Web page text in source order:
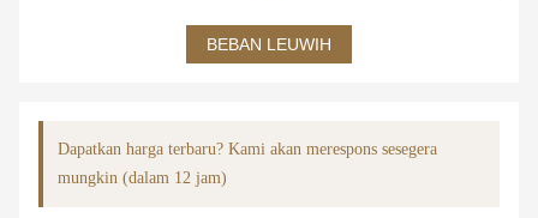
BEBAN LEUWIH
Dapatkan harga terbaru? Kami akan merespons sesegera
mungkin (dalam 12 jam)